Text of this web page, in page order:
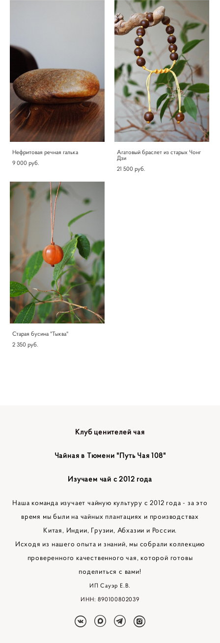
Нефритовая речная галька
9 000 pуб.
Агатовый браслет из старых Чонг
Дзи
21 500 pуб.
Старая бусина "Тыква"
2 350 pуб.
Клуб ценителей чая
Чайная в Тюмени "Путь Чая 108"
Изучаем чай с 2012 года
Наша команда изучает чайную культуру с 2012 года - за это
время мы были на чайных плантациях и производствах
Китая, Индии, Грузии, Абхазии и России.
Исходя из нашего опыта и знаний, мы собрали коллекцию
проверенного качественного чая, которой готовы
поделиться с вами!
ИП Сауэр Е.В.
ИНН: 890100802039